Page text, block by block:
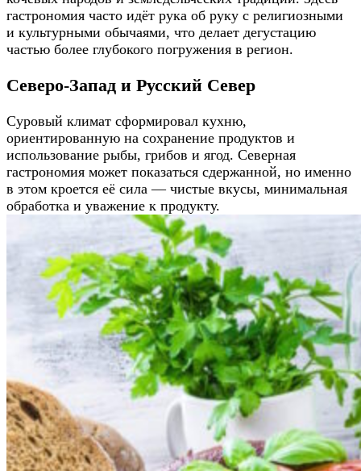
гастрономия часто идёт рука об руку с религиозными
и культурными обычаями, что делает дегустацию
частью более глубокого погружения в регион.
Северо-Запад и Русский Север
Суровый климат сформировал кухню,
ориентированную на сохранение продуктов и
использование рыбы, грибов и ягод. Северная
гастрономия может показаться сдержанной, но именно
в этом кроется её сила — чистые вкусы, минимальная
обработка и уважение к продукту.